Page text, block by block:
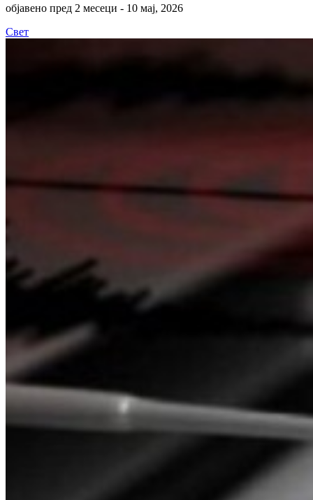
објавено пред 2 месеци - 10 мај, 2026
Свет